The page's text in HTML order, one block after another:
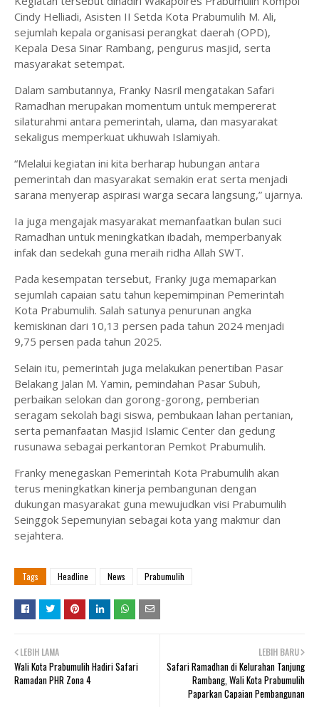
Cindy Helliadi, Asisten II Setda Kota Prabumulih M. Ali,
sejumlah kepala organisasi perangkat daerah (OPD),
Kepala Desa Sinar Rambang, pengurus masjid, serta
masyarakat setempat.
Dalam sambutannya, Franky Nasril mengatakan Safari
Ramadhan merupakan momentum untuk mempererat
silaturahmi antara pemerintah, ulama, dan masyarakat
sekaligus memperkuat ukhuwah Islamiyah.
“Melalui kegiatan ini kita berharap hubungan antara
pemerintah dan masyarakat semakin erat serta menjadi
sarana menyerap aspirasi warga secara langsung,” ujarnya.
Ia juga mengajak masyarakat memanfaatkan bulan suci
Ramadhan untuk meningkatkan ibadah, memperbanyak
infak dan sedekah guna meraih ridha Allah SWT.
Pada kesempatan tersebut, Franky juga memaparkan
sejumlah capaian satu tahun kepemimpinan Pemerintah
Kota Prabumulih. Salah satunya penurunan angka
kemiskinan dari 10,13 persen pada tahun 2024 menjadi
9,75 persen pada tahun 2025.
Selain itu, pemerintah juga melakukan penertiban Pasar
Belakang Jalan M. Yamin, pemindahan Pasar Subuh,
perbaikan selokan dan gorong-gorong, pemberian
seragam sekolah bagi siswa, pembukaan lahan pertanian,
serta pemanfaatan Masjid Islamic Center dan gedung
rusunawa sebagai perkantoran Pemkot Prabumulih.
Franky menegaskan Pemerintah Kota Prabumulih akan
terus meningkatkan kinerja pembangunan dengan
dukungan masyarakat guna mewujudkan visi Prabumulih
Seinggok Sepemunyian sebagai kota yang makmur dan
sejahtera.
Tags Headline News Prabumulih
LEBIH BARU
Safari Ramadhan di Kelurahan Tanjung
Rambang, Wali Kota Prabumulih
Paparkan Capaian Pembangunan
LEBIH LAMA
Wali Kota Prabumulih Hadiri Safari
Ramadan PHR Zona 4